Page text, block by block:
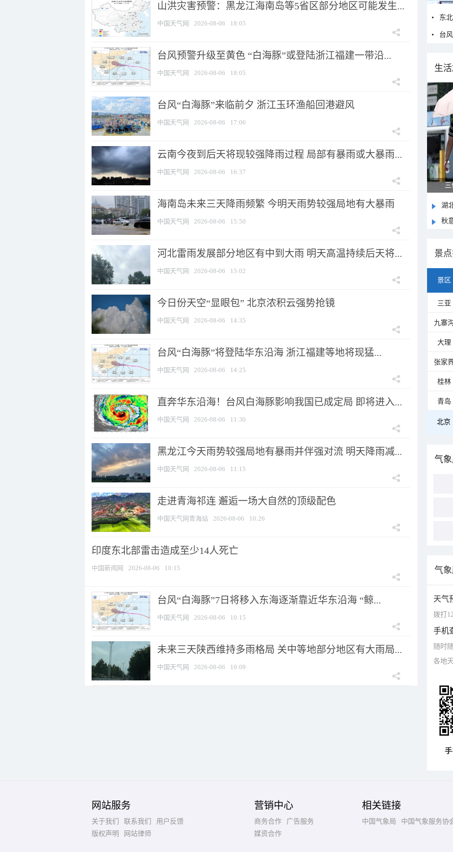
山洪灾害预警：黑龙江海南岛等5省区部分地区可能发生...
中国天气网 2026-08-06 18:05
台风预警升级至黄色 “白海豚”或登陆浙江福建一带沿...
中国天气网 2026-08-06 18:05
台风“白海豚”来临前夕 浙江玉环渔船回港避风
中国天气网 2026-08-06 17:06
云南今夜到后天将现较强降雨过程 局部有暴雨或大暴雨...
中国天气网 2026-08-06 16:37
海南岛未来三天降雨频繁 今明天雨势较强局地有大暴雨
中国天气网 2026-08-06 15:50
河北雷雨发展部分地区有中到大雨 明天高温持续后天将...
中国天气网 2026-08-06 15:02
今日份天空“显眼包” 北京浓积云强势抢镜
中国天气网 2026-08-06 14:35
台风“白海豚”将登陆华东沿海 浙江福建等地将现猛...
中国天气网 2026-08-06 14:25
直奔华东沿海！台风白海豚影响我国已成定局 即将进入...
中国天气网 2026-08-06 11:30
黑龙江今天雨势较强局地有暴雨并伴强对流 明天降雨减...
中国天气网 2026-08-06 11:15
走进青海祁连 邂逅一场大自然的顶级配色
中国天气网青海站 2026-08-06 10:26
印度东北部雷击造成至少14人死亡
中国新闻网 2026-08-06 10:15
台风“白海豚”7日将移入东海逐渐靠近华东沿海 “鲸...
中国天气网 2026-08-06 10:15
未来三天陕西维持多雨格局 关中等地部分地区有大雨局...
中国天气网 2026-08-06 10:09
东
台
生
湖
秋
景
景区
三亚
九寨
大理
张家
桂林
青岛
北京
气
气
天气
拨打
手机
随时
各地
网站服务
关于我们 联系我们
用户反馈
版权声明
网站律师
营销中心
商务合作
广告服务
媒资合作
相关链接
中国气象局 中国气象服务协